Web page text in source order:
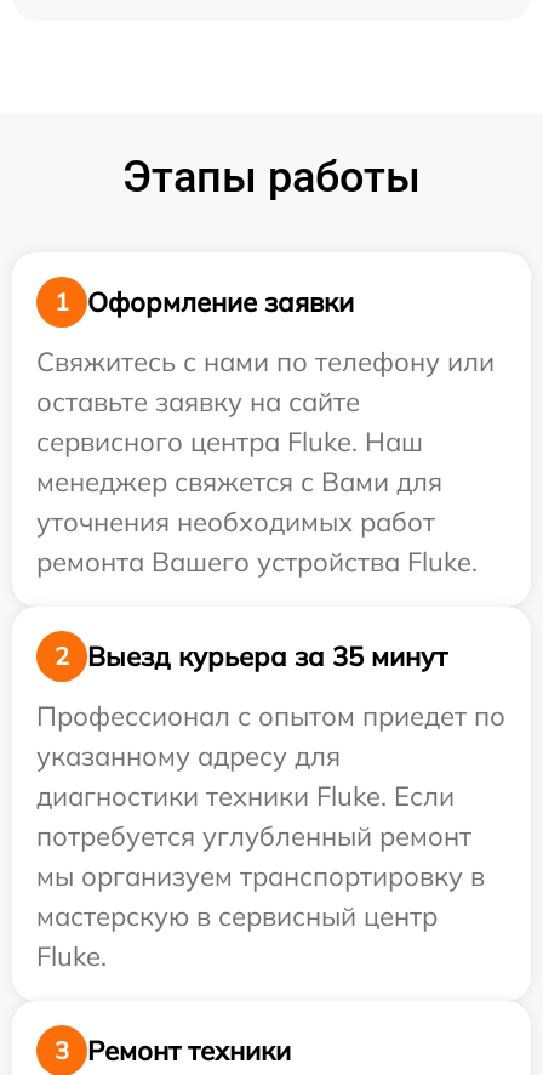
Этапы работы
1
Оформление заявки
Свяжитесь с нами по телефону или
оставьте заявку на сайте
сервисного центра Fluke. Наш
менеджер свяжется с Вами для
уточнения необходимых работ
ремонта Вашего устройства Fluke.
2
Выезд курьера за 35 минут
Профессионал с опытом приедет по
указанному адресу для
диагностики техники Fluke. Если
потребуется углубленный ремонт
мы организуем транспортировку в
мастерскую в сервисный центр
Fluke.
3 Ремонт техники